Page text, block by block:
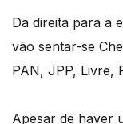
Da direita para a
vão sentar-se
PAN, JPP, Livre,
Apesar de haver